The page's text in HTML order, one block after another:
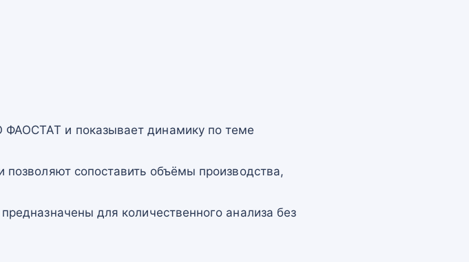
и показывает динамику по теме
сопоставить объёмы производства,
для количественного анализа без